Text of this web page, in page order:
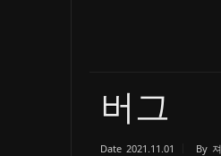
버그
Date 2021.11.01 By